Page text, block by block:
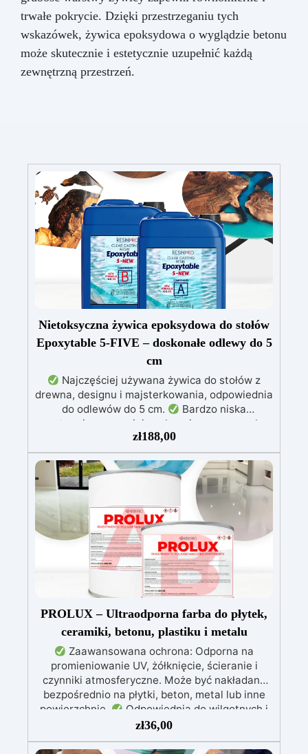
trwałe pokrycie. Dzięki przestrzeganiu tych
wskazówek, żywica epoksydowa o wyglądzie betonu
może skutecznie i estetycznie uzupełnić każdą
zewnętrzną przestrzeń.
Nietoksyczna żywica epoksydowa do stołów
Epoxytable 5-FIVE – doskonałe odlewy do 5
cm
Najczęściej używana żywica do stołów z
drewna, designu i majsterkowania, odpowiednia
do odlewów do 5 cm.
Bardzo niska
egzotermia zapewniająca bezpieczną pracę bez
Odporna na zarysowania i
żółknięcie dzięki filtrom UV i wysokiej jakości
mechanicznej.
Niska lepkość, eliminująca
pęcherzyki powietrza i zapewniająca gładkie
wykończenie.
Bezpieczna i nietoksyczna,
wolna od BPA/VOC, certyfikowana do
długotrwałego kontaktu ze skórą.
zł188,00
PROLUX – Ultraodporna farba do płytek,
ceramiki, betonu, plastiku i metalu
Zaawansowana ochrona: Odporna na
promieniowanie UV, żółknięcie, ścieranie i
czynniki atmosferyczne. Może być nakładana
bezpośrednio na płytki, beton, metal lub inne
powierzchnie.
Odpowiednia do wilgotnych i
intensywnie użytkowanych miejsc: Specjalna
formuła, idealna do środowisk wymagających
zł36,00